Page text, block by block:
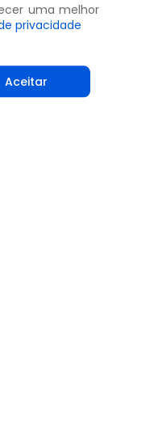
uma melhor
privacidade
Aceitar